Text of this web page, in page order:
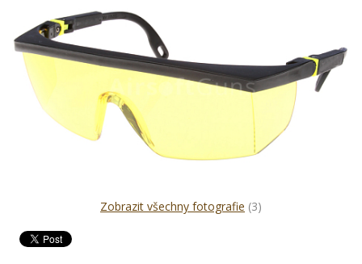
Zobrazit všechny fotografie (3)